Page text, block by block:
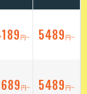
円~ 5489 円~
円~ 5489 円~